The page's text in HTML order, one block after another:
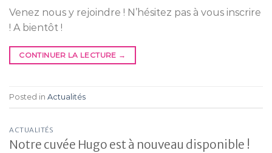
Venez nous y rejoindre ! N’hésitez pas à vous inscrire
! A bientôt !
CONTINUER LA LECTURE →
Posted in Actualités
ACTUALITÉS
Notre cuvée Hugo est à nouveau disponible !